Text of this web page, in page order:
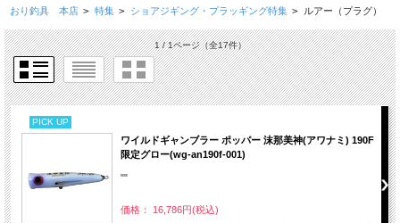
おり釣具 本店 > 特集 > ショアジギング・プラッギング特集 > ルアー（プラグ）
1 / 1ページ（全17件）
PICK UP
ワイルドギャンブラー ポッパー 沫那美神(アワナミ) 190F
限定グロー(wg-an190f-001)
""
価格： 16,786円(税込)